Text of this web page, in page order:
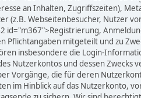
an Inhalten, Zugriffszeiten),
(z.B. Webseitenbesucher, Nutzer
id="m367">Registrierung,
Pflichtangaben mitgeteilt und zu
insbesondere die Login-
Nutzerkontos und dessen Zwecks
Vorgänge, die für deren
im Hinblick auf das Nutzerkonto,